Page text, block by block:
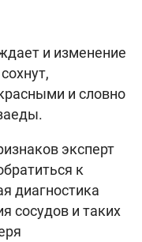
и изменение
и словно
эксперт
к
диагностика
сосудов и таких